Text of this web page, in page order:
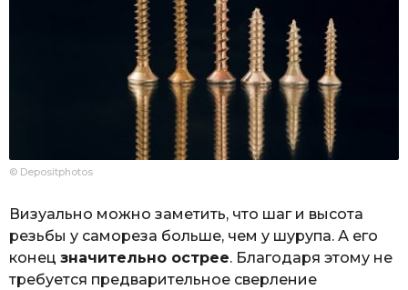
© Depositphotos
Визуально можно заметить, что шаг и высота
резьбы у самореза больше, чем у шурупа. А его
конец значительно острее. Благодаря этому не
требуется предварительное сверление